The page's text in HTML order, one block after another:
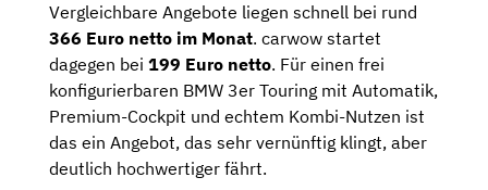
Vergleichbare Angebote liegen schnell bei rund
366 Euro netto im Monat. carwow startet
dagegen bei 199 Euro netto. Für einen frei
konfigurierbaren BMW 3er Touring mit Automatik,
Premium-Cockpit und echtem Kombi-Nutzen ist
das ein Angebot, das sehr vernünftig klingt, aber
deutlich hochwertiger fährt.